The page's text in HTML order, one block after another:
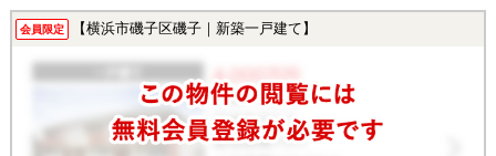
会員限定 【横浜市磯子区磯子｜新築一戸建て】